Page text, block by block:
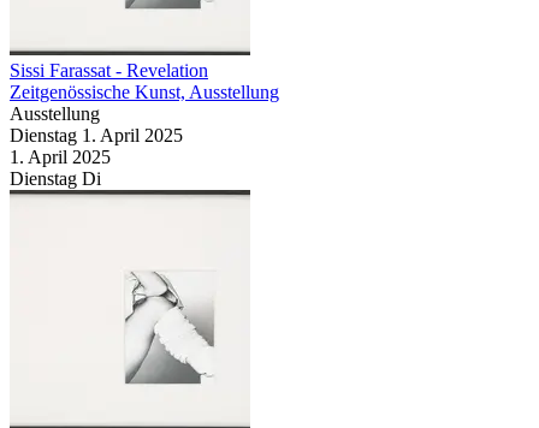
Sissi Farassat - Revelation
Zeitgenössische Kunst, Ausstellung
Ausstellung
Dienstag 1. April 2025
1. April 2025
Dienstag Di